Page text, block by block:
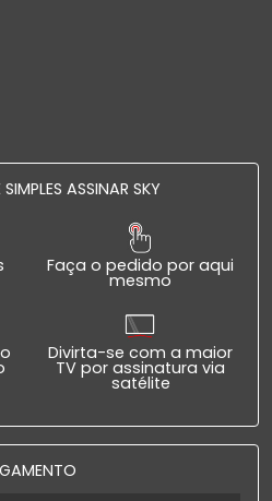
ASSINAR SKY
Faça o pedido por aqui
mesmo
Divirta-se com a maior
TV por assinatura via
satélite